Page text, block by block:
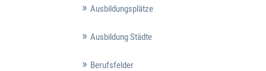
Ausbildungsplätze
Ausbildung Städte
Berufsfelder